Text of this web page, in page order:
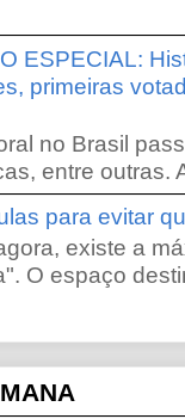
ESPECIAL:
primeiras
no Brasil
entre outras.
para evitar
existe a
O espaço